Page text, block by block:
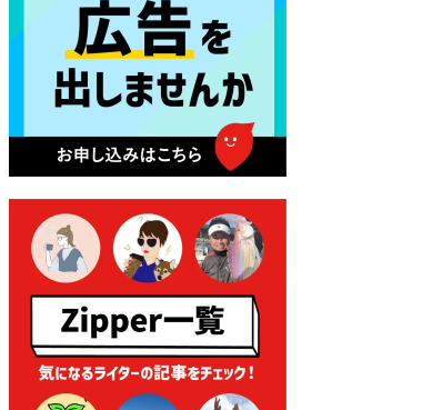
2026年7月10日 台湾伝統音楽
団体 「北埔八音団・楽善軒」
公演開催のお知らせ
ンディング型ふるさと納税の
実施について
2026年7月9日 農地法等に係
る各種申請に係る登記事項証
明書の添付省略について
2026年7月9日 廃食用油の回
収
2026年7月7日 「おゆずりコ
ーナー」について